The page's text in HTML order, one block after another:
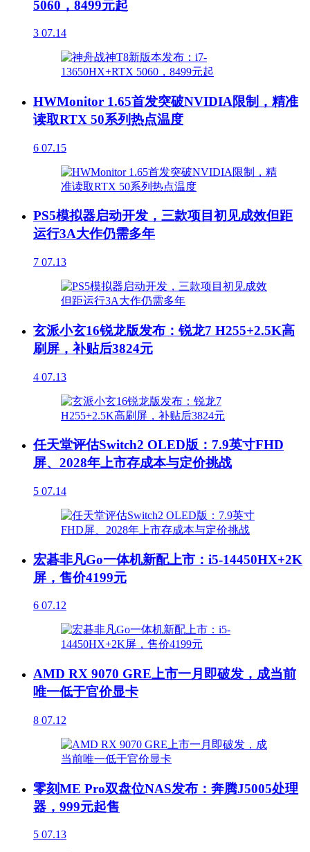
5060，8499元起
3 07.14
HWMonitor 1.65首发突破NVIDIA限制，精准
读取RTX 50系列热点温度
6 07.15
PS5模拟器启动开发，三款项目初见成效但距
运行3A大作仍需多年
7 07.13
玄派小玄16锐龙版发布：锐龙7 H255+2.5K高
刷屏，补贴后3824元
4 07.13
任天堂评估Switch2 OLED版：7.9英寸FHD
屏、2028年上市存成本与定价挑战
5 07.14
宏碁非凡Go一体机新配上市：i5-14450HX+2K
屏，售价4199元
6 07.12
AMD RX 9070 GRE上市一月即破发，成当前
唯一低于官价显卡
8 07.12
零刻ME Pro双盘位NAS发布：奔腾J5005处理
器，999元起售
5 07.13